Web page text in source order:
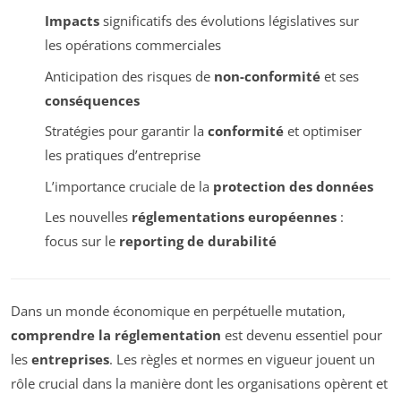
Impactssignificatifs des évolutions législatives sur
les opérations commerciales
Anticipation des risques de non-conformitéet ses
conséquences
Stratégies pour garantir la conformitéet optimiser
les pratiques d’entreprise
L’importance cruciale de la protection des données
Les nouvelles réglementations européennes:
focus sur le reporting de durabilité
Dans un monde économique en perpétuelle mutation,
comprendre la réglementation est devenu essentiel pour
les entreprises. Les règles et normes en vigueur jouent un
rôle crucial dans la manière dont les organisations opèrent et